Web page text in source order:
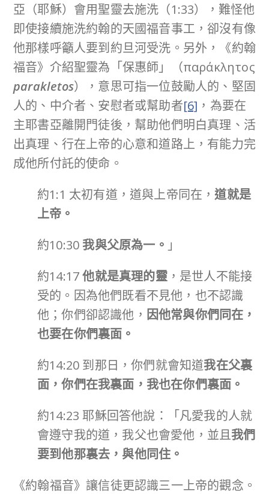
亞（耶穌）會用聖靈去施洗（1:33），難怪他
即使接續施洗約翰的天國福音事工，卻沒有像
他那樣呼籲人要到約旦河受洗。另外，《約翰
福音》介紹聖靈為「保惠師」（παράκλητος
parakletos），意思可指一位鼓勵人的、堅固
人的、中介者、安慰者或幫助者[6] ，為要在
主耶書亞離開門徒後，幫助他們明白真理、活
出真理、行在上帝的心意和道路上，有能力完
成他所付託的使命。
約1:1 太初有道，道與上帝同在，道就是
上帝。
約10:30 我與父原為一。 」
約14:17他就是真理的靈，是世人不能接
受的。因為他們既看不見他，也不認識
他；你們卻認識他， 因他常與你們同在，
也要在你們裏面。
約14:20 到那日，你們就會知道我在父裏
面，你們在我裏面，我也在你們裏面。
約14:23 耶穌回答他說：「凡愛我的人就
會遵守我的道，我父也會愛他，並且我們
要到他那裏去，與他同住。
《約翰福音》讓信徒更認識三一上帝的觀念。